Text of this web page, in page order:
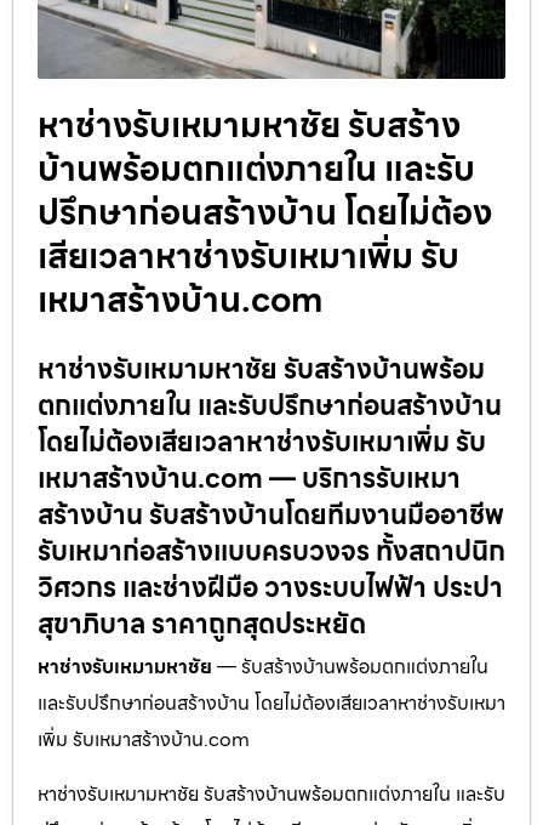
หาช่างรับเหมามหาชัย รับสร้าง
บ้านพร้อมตกแต่งภายใน และรับ
ปรึกษาก่อนสร้างบ้าน โดยไม่ต้อง
เสียเวลาหาช่างรับเหมาเพิ่ม รับ
เหมาสร้างบ้าน.com
หาช่างรับเหมามหาชัย รับสร้างบ้านพร้อม
ตกแต่งภายใน และรับปรึกษาก่อนสร้างบ้าน
โดยไม่ต้องเสียเวลาหาช่างรับเหมาเพิ่ม รับ
เหมาสร้างบ้าน.com — บริการรับเหมา
สร้างบ้าน รับสร้างบ้านโดยทีมงานมืออาชีพ
รับเหมาก่อสร้างแบบครบวงจร ทั้งสถาปนิก
วิศวกร และช่างฝีมือ วางระบบไฟฟ้า ประปา
สุขาภิบาล ราคาถูกสุดประหยัด
หาช่างรับเหมามหาชัย — รับสร้างบ้านพร้อมตกแต่งภายใน
และรับปรึกษาก่อนสร้างบ้าน โดยไม่ต้องเสียเวลาหาช่างรับเหมา
เพิ่ม รับเหมาสร้างบ้าน.com
หาช่างรับเหมามหาชัย รับสร้างบ้านพร้อมตกแต่งภายใน และรับ